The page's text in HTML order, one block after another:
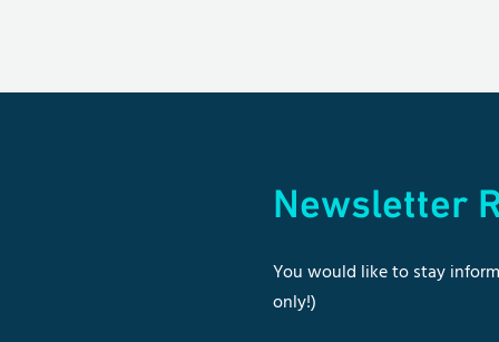
Newsletter
You would like to stay
only!)